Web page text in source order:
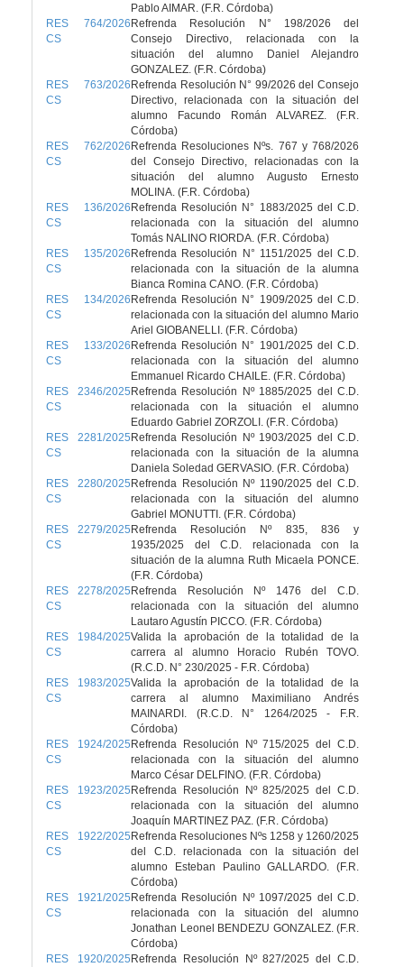
Pablo AIMAR. (F.R. Córdoba)
RES 764/2026
CS
Refrenda Resolución N° 198/2026 del
Consejo Directivo, relacionada con la
situación del alumno Daniel Alejandro
GONZALEZ. (F.R. Córdoba)
RES 763/2026
CS
Refrenda Resolución N° 99/2026 del Consejo
Directivo, relacionada con la situación del
alumno Facundo Román ALVAREZ. (F.R.
Córdoba)
RES 762/2026
CS
Refrenda Resoluciones Nºs. 767 y 768/2026
del Consejo Directivo, relacionadas con la
situación del alumno Augusto Ernesto
MOLINA. (F.R. Córdoba)
RES 136/2026
CS
Refrenda Resolución N° 1883/2025 del C.D.
relacionada con la situación del alumno
Tomás NALINO RIORDA. (F.R. Córdoba)
RES 135/2026
CS
Refrenda Resolución N° 1151/2025 del C.D.
relacionada con la situación de la alumna
Bianca Romina CANO. (F.R. Córdoba)
RES 134/2026
CS
Refrenda Resolución N° 1909/2025 del C.D.
relacionada con la situación del alumno Mario
Ariel GIOBANELLI. (F.R. Córdoba)
RES 133/2026
CS
Refrenda Resolución N° 1901/2025 del C.D.
relacionada con la situación del alumno
Emmanuel Ricardo CHAILE. (F.R. Córdoba)
RES 2346/2025
CS
Refrenda Resolución Nº 1885/2025 del C.D.
relacionada con la situación el alumno
Eduardo Gabriel ZORZOLI. (F.R. Córdoba)
RES 2281/2025
CS
Refrenda Resolución Nº 1903/2025 del C.D.
relacionada con la situación de la alumna
Daniela Soledad GERVASIO. (F.R. Córdoba)
RES 2280/2025
CS
Refrenda Resolución Nº 1190/2025 del C.D.
relacionada con la situación del alumno
Gabriel MONUTTI. (F.R. Córdoba)
RES 2279/2025
CS
Refrenda Resolución Nº 835, 836 y
1935/2025 del C.D. relacionada con la
situación de la alumna Ruth Micaela PONCE.
(F.R. Córdoba)
RES 2278/2025
CS
Refrenda Resolución Nº 1476 del C.D.
relacionada con la situación del alumno
Lautaro Agustín PICCO. (F.R. Córdoba)
RES 1984/2025
CS
Valida la aprobación de la totalidad de la
carrera al alumno Horacio Rubén TOVO.
(R.C.D. N° 230/2025 - F.R. Córdoba)
RES 1983/2025
CS
Valida la aprobación de la totalidad de la
carrera al alumno Maximiliano Andrés
MAINARDI. (R.C.D. N° 1264/2025 - F.R.
Córdoba)
RES 1924/2025
CS
Refrenda Resolución Nº 715/2025 del C.D.
relacionada con la situación del alumno
Marco César DELFINO. (F.R. Córdoba)
RES 1923/2025
CS
Refrenda Resolución Nº 825/2025 del C.D.
relacionada con la situación del alumno
Joaquín MARTINEZ PAZ. (F.R. Córdoba)
RES 1922/2025
CS
Refrenda Resoluciones Nºs 1258 y 1260/2025
del C.D. relacionada con la situación del
alumno Esteban Paulino GALLARDO. (F.R.
Córdoba)
RES 1921/2025
CS
Refrenda Resolución Nº 1097/2025 del C.D.
relacionada con la situación del alumno
Jonathan Leonel BENDEZU GONZALEZ. (F.R.
Córdoba)
RES 1920/2025 Refrenda Resolución Nº 827/2025 del C.D.